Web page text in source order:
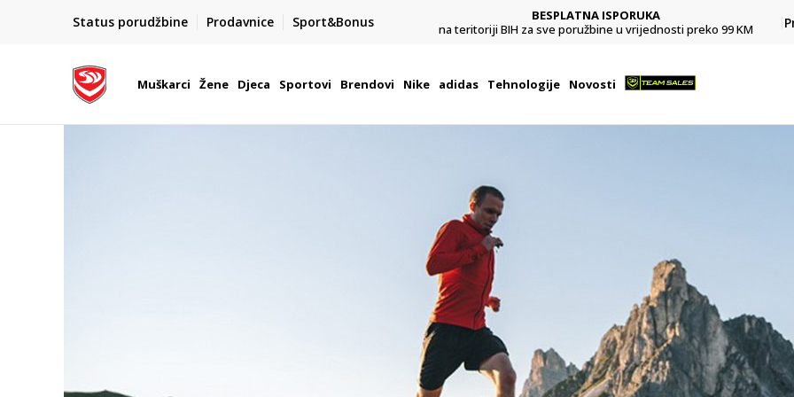
Status porudžbine Prodavnice Sport&Bonus
POZOVITE NAS NA : 055/490-400
Pon-Pet od 9h - 16h
BESPLATNA ISPORUKA
na teritoriji BIH za sve poružbine u vrijednosti preko 99 KM
Muškarci Žene Djeca Sportovi Brendovi Nike adidas Tehnologije Novosti